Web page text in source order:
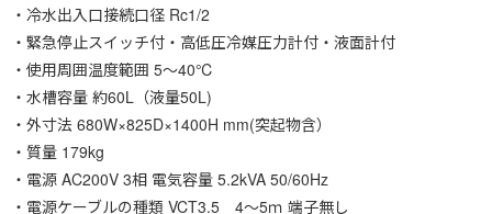
・冷水出入口接続口径 Rc1/2
・緊急停止スイッチ付・高低圧冷媒圧力計付・液面計付
・使用周囲温度範囲 5～40℃
・水槽容量 約60L（液量50L)
・外寸法 680W×825D×1400H mm(突起物含）
・質量 179kg
・電源 AC200V 3相 電気容量 5.2kVA 50/60Hz
・電源ケーブルの種類 VCT3.5 4～5ｍ 端子無し